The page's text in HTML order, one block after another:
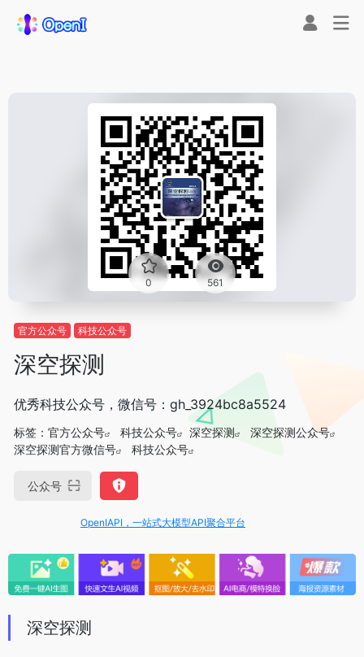
0 561
官方公众号 科技公众号
深空探测
优秀科技公众号，微信号：gh_3924bc8a5524
标签： 官方公众号 科技公众号 深空探测
深空探测公众号
深空探测官方微信号
科技公众号
公众号
OpenIAPI，一站式大模型API聚合平台
深空探测